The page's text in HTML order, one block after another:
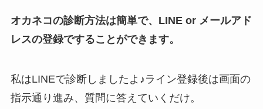
オカネコの診断方法は簡単で、LINE or メールアド
レスの登録ですることができます。
私はLINEで診断しましたよ♪ライン登録後は画面の
指示通り進み、質問に答えていくだけ。